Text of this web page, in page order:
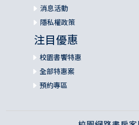
消息活動
隱私權政策
注目優惠
校園書饗特惠
全部特惠案
預約專區